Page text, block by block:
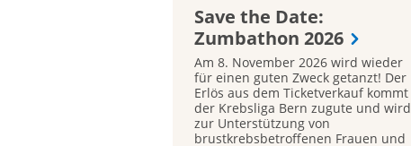
Save the Date:
Zumbathon 2026
Am 8. November 2026 wird wieder
für einen guten Zweck getanzt! Der
Erlös aus dem Ticketverkauf kommt
der Krebsliga Bern zugute und wird
zur Unterstützung von
brustkrebsbetroffenen Frauen und